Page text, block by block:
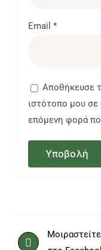
Email *
Αποθήκευσε
ιστότοπο μου σε
επόμενη φορά